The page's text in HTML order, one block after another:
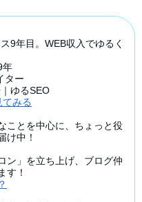
9年目。WEB収入でゆるく
年
ター
ゆるSEO
みる
ことを中心に、ちょっと役
け中！
ン」を立ち上げ、ブログ仲
す！